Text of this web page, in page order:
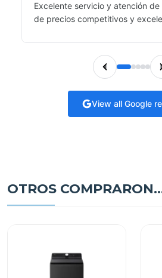
Excelente servicio y atención de
de precios competitivos y
View all Google
OTROS